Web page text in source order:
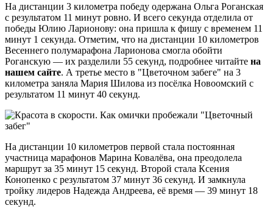
На дистанции 3 километра победу одержана Ольга Роганская
с результатом 11 минут ровно. И всего секунда отделила от
победы Юлию Ларионову: она пришла к фишу с временем 11
минут 1 секунда. Отметим, что на дистанции 10 километров
Весеннего полумарафона Ларионова смогла обойти
Роганскую — их разделили 55 секунд, подробнее читайте на
нашем сайте. А третье место в "Цветочном забеге" на 3
километра заняла Мария Шилова из посёлка Новоомский с
результатом 11 минут 40 секунд.
На дистанции 10 километров первой стала постоянная
участница марафонов Марина Ковалёва, она преодолела
маршрут за 35 минут 15 секунд. Второй стала Ксения
Конопенко с результатом 37 минут 36 секунд. И замкнула
тройку лидеров Надежда Андреева, её время — 39 минут 18
секунд.